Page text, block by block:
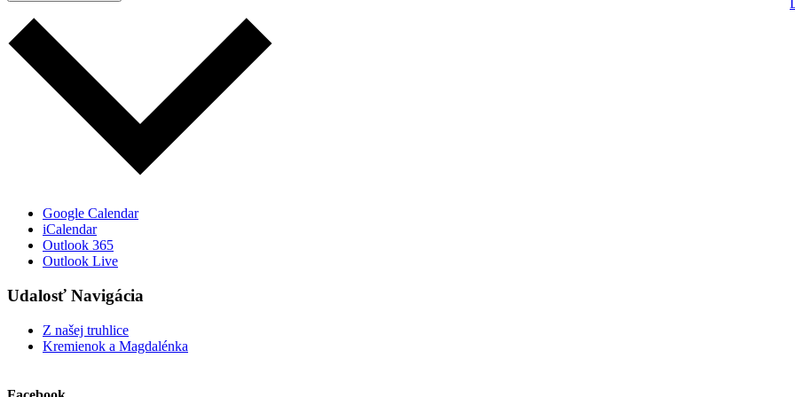
Google Calendar
iCalendar
Outlook 365
Outlook Live
Udalosť Navigácia
Z našej truhlice
Kremienok a Magdalénka